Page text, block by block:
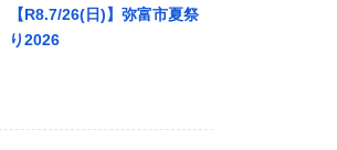
【R8.7/26(日)】弥富市夏祭
り2026